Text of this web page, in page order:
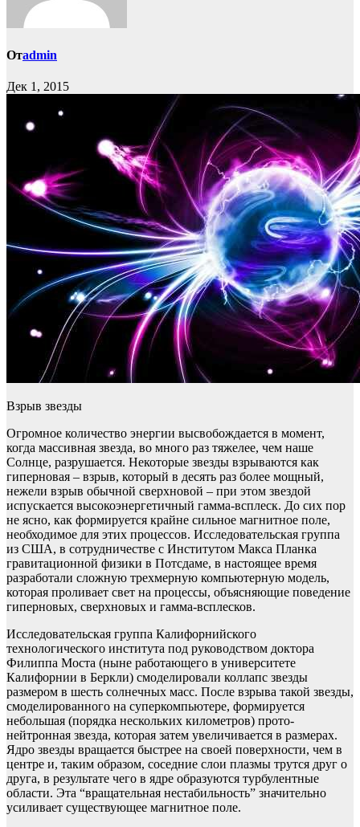
Отadmin
Дек 1, 2015
Взрыв звезды
Огромное количество энергии высвобождается в момент,
когда массивная звезда, во много раз тяжелее, чем наше
Солнце, разрушается. Некоторые звезды взрываются как
гиперновая – взрыв, который в десять раз более мощный,
нежели взрыв обычной сверхновой – при этом звездой
испускается высокоэнергетичный гамма-всплеск. До сих пор
не ясно, как формируется крайне сильное магнитное поле,
необходимое для этих процессов. Исследовательская группа
из США, в сотрудничестве с Институтом Макса Планка
гравитационной физики в Потсдаме, в настоящее время
разработали сложную трехмерную компьютерную модель,
которая проливает свет на процессы, объясняющие поведение
гиперновых, сверхновых и гамма-всплесков.
Исследовательская группа Калифорнийского
технологического института под руководством доктора
Филиппа Моста (ныне работающего в университете
Калифорнии в Беркли) смоделировали коллапс звезды
размером в шесть солнечных масс. После взрыва такой звезды,
смоделированного на суперкомпьютере, формируется
небольшая (порядка нескольких километров) прото-
нейтронная звезда, которая затем увеличивается в размерах.
Ядро звезды вращается быстрее на своей поверхности, чем в
центре и, таким образом, соседние слои плазмы трутся друг о
друга, в результате чего в ядре образуются турбулентные
области. Эта “вращательная нестабильность” значительно
усиливает существующее магнитное поле.